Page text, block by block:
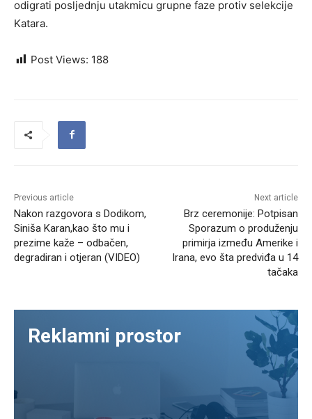
odigrati posljednju utakmicu grupne faze protiv selekcije
Katara.
Post Views: 188
Previous article
Nakon razgovora s Dodikom,
Siniša Karan,kao što mu i
prezime kaže – odbačen,
degradiran i otjeran (VIDEO)
Next article
Brz ceremonije: Potpisan
Sporazum o produženju
primirja između Amerike i
Irana, evo šta predviđa u 14
tačaka
Reklamni prostor